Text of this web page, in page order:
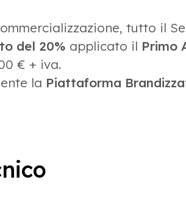
tutto il
del 20% applicato il Primo
€ + iva.
la Piattaforma